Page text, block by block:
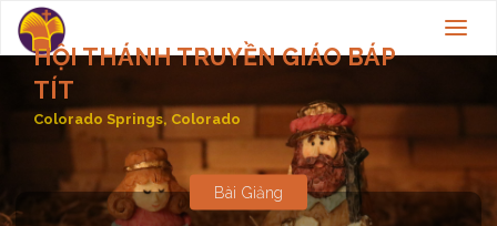
HỘI THÁNH TRUYỀN GIÁO BÁP
TÍT
Colorado Springs, Colorado
Bài Giảng